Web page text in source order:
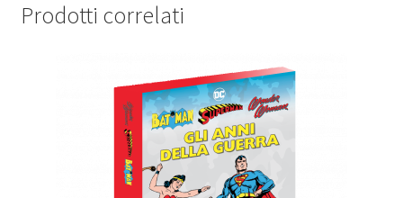
Prodotti correlati